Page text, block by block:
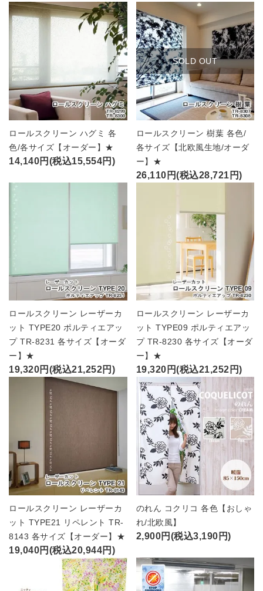
ロールスクリーン ハグミ 各
色/各サイズ【オーダー】★
14,140円(税込15,554円)
SOLD OUT
ロールスクリーン 樹葉 各色/
各サイズ【北欧風生地/オーダ
ー】★
26,110円(税込28,721円)
ロールスクリーン レーザーカ
ット TYPE20 ポルティエアッ
プ TR-8231 各サイズ【オーダ
ー】★
19,320円(税込21,252円)
ロールスクリーン レーザーカ
ット TYPE09 ポルティエアッ
プ TR-8230 各サイズ【オーダ
ー】★
19,320円(税込21,252円)
ロールスクリーン レーザーカ
ット TYPE21 リペレント TR-
8143 各サイズ【オーダー】★
19,040円(税込20,944円)
のれん コクリコ 各色【おしゃ
れ/北欧風】
2,900円(税込3,190円)